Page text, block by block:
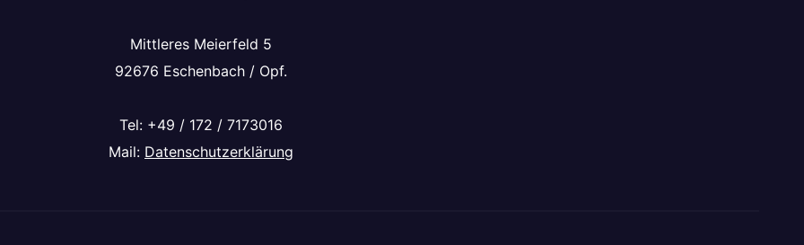
Mittleres Meierfeld 5
92676 Eschenbach / Opf.
Tel: +49 / 172 / 7173016
Mail: Datenschutzerklärung